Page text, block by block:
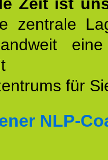
zentrale
für
NLP-